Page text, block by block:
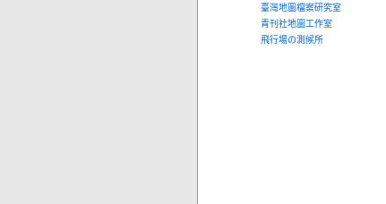
臺灣地圖檔案研究室
青刊社地圖工作室
飛行場の測候所